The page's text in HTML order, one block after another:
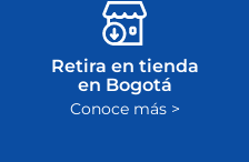
Retira en tienda
en Bogotá
Conoce más >